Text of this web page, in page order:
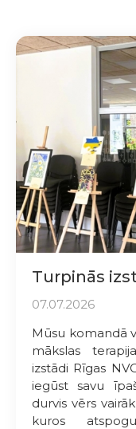
Turpinās
07.07.2026
Mūsu komandā
mākslas
izstādi Rīgas
iegūst savu
durvis vērs
kuros